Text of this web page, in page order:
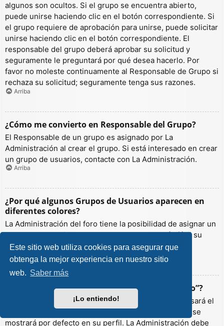
Este sitio web utiliza cookies para asegurar que
obtenga la mejor experiencia en nuestro sitio
web. Saber más
¡Lo entiendo!
algunos son ocultos. Si el grupo se encuentra abierto,
puede unirse haciendo clic en el botón correspondiente. Si
el grupo requiere de aprobación para unirse, puede solicitar
unirse haciendo clic en el botón correspondiente. El
responsable del grupo deberá aprobar su solicitud y
seguramente le preguntará por qué desea hacerlo. Por
favor no moleste continuamente al Responsable de Grupo si
rechaza su solicitud; seguramente tenga sus razones.
Arriba
¿Cómo me convierto en Responsable del Grupo?
El Responsable de un grupo es asignado por La
Administración al crear el grupo. Si está interesado en crear
un grupo de usuarios, contacte con La Administración.
Arriba
¿Por qué algunos Grupos de Usuarios aparecen en
diferentes colores?
La Administración del foro tiene la posibilidad de asignar un
color a los usuarios de un grupo para hacer más fácil su
identificación.
Arriba
¿Qué es un “Grupo de Usuarios predeterminado”?
Si es miembro de más de un grupo por defecto, se usará el
“predeterminado” para determinar qué color y rango se
mostrará por defecto en su perfil. La Administración debe